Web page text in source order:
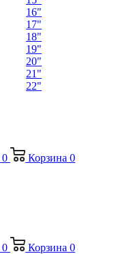
16"
17"
18"
19"
20"
21"
22"
0 Корзина 0
0 Корзина 0